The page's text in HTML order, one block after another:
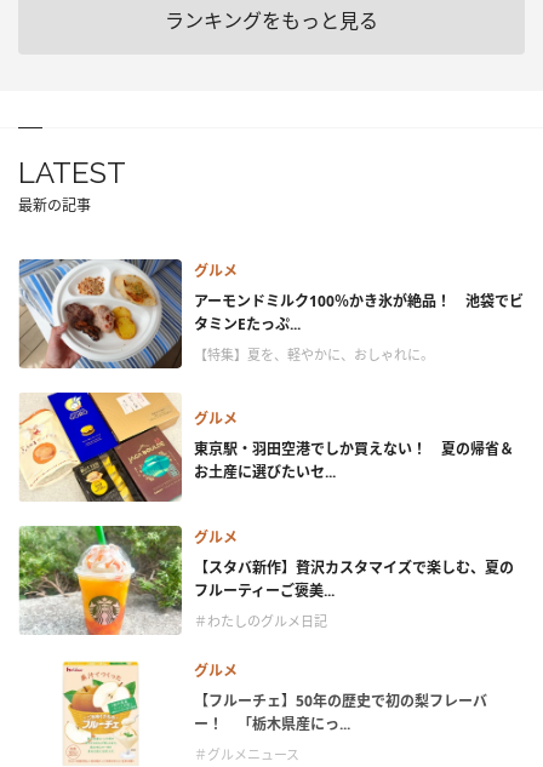
ランキングをもっと見る
LATEST
最新の記事
グルメ
アーモンドミルク100％かき氷が絶品！ 池袋でビ
タミンEたっぷ...
【特集】夏を、軽やかに、おしゃれに。
グルメ
東京駅・羽田空港でしか買えない！ 夏の帰省＆
お土産に選びたいセ...
グルメ
【スタバ新作】贅沢カスタマイズで楽しむ、夏の
フルーティーご褒美...
＃わたしのグルメ日記
グルメ
【フルーチェ】50年の歴史で初の梨フレーバ
ー！ 「栃木県産にっ...
＃グルメニュース